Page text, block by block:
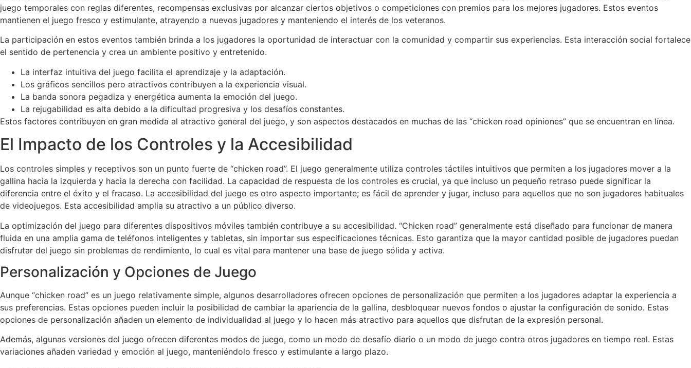
juego temporales con reglas diferentes, recompensas exclusivas por alcanzar ciertos objetivos o competiciones con premios para los mejores jugadores. Estos eventos
mantienen el juego fresco y estimulante, atrayendo a nuevos jugadores y manteniendo el interés de los veteranos.
La participación en estos eventos también brinda a los jugadores la oportunidad de interactuar con la comunidad y compartir sus experiencias. Esta interacción social fortalece
el sentido de pertenencia y crea un ambiente positivo y entretenido.
La interfaz intuitiva del juego facilita el aprendizaje y la adaptación.
Los gráficos sencillos pero atractivos contribuyen a la experiencia visual.
La banda sonora pegadiza y energética aumenta la emoción del juego.
La rejugabilidad es alta debido a la dificultad progresiva y los desafíos constantes.
Estos factores contribuyen en gran medida al atractivo general del juego, y son aspectos destacados en muchas de las “chicken road opiniones” que se encuentran en línea.
El Impacto de los Controles y la Accesibilidad
Los controles simples y receptivos son un punto fuerte de “chicken road”. El juego generalmente utiliza controles táctiles intuitivos que permiten a los jugadores mover a la
gallina hacia la izquierda y hacia la derecha con facilidad. La capacidad de respuesta de los controles es crucial, ya que incluso un pequeño retraso puede significar la
diferencia entre el éxito y el fracaso. La accesibilidad del juego es otro aspecto importante; es fácil de aprender y jugar, incluso para aquellos que no son jugadores habituales
de videojuegos. Esta accesibilidad amplia su atractivo a un público diverso.
La optimización del juego para diferentes dispositivos móviles también contribuye a su accesibilidad. “Chicken road” generalmente está diseñado para funcionar de manera
fluida en una amplia gama de teléfonos inteligentes y tabletas, sin importar sus especificaciones técnicas. Esto garantiza que la mayor cantidad posible de jugadores puedan
disfrutar del juego sin problemas de rendimiento, lo cual es vital para mantener una base de juego sólida y activa.
Personalización y Opciones de Juego
Aunque “chicken road” es un juego relativamente simple, algunos desarrolladores ofrecen opciones de personalización que permiten a los jugadores adaptar la experiencia a
sus preferencias. Estas opciones pueden incluir la posibilidad de cambiar la apariencia de la gallina, desbloquear nuevos fondos o ajustar la configuración de sonido. Estas
opciones de personalización añaden un elemento de individualidad al juego y lo hacen más atractivo para aquellos que disfrutan de la expresión personal.
Además, algunas versiones del juego ofrecen diferentes modos de juego, como un modo de desafío diario o un modo de juego contra otros jugadores en tiempo real. Estas
variaciones añaden variedad y emoción al juego, manteniéndolo fresco y estimulante a largo plazo.